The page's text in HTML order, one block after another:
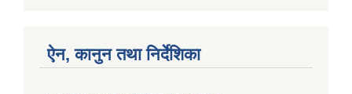
ऐन, कानुन तथा निर्देशिका